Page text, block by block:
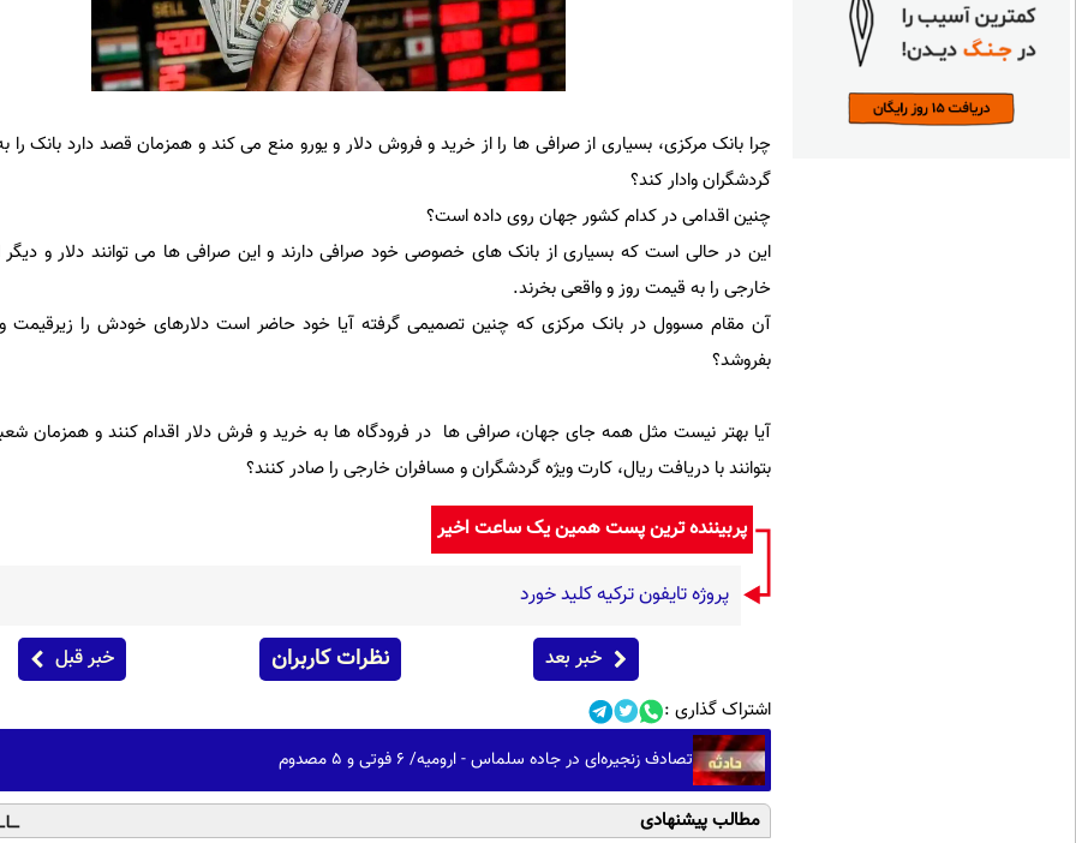
چرا بانک مرکزی، بسیاری از صرافی ها را از خرید و فروش دلار و یورو منع می کند و همزمان قصد دارد بانک را
گردشگران وادار کند؟
چنین اقدامی در کدام کشور جهان روی داده است؟
این در حالی است که بسیاری از بانک های خصوصی خود صرافی دارند و این صرافی ها می توانند دلار و دیگر
خارجی را به قیمت روز و واقعی بخرند.
آن مقام مسوول در بانک مرکزی که چنین تصمیمی گرفته آیا خود حاضر است دلارهای خودش را زیرقیمت و
بفروشد؟
آیا بهتر نیست مثل همه جای جهان، صرافی ها در فرودگاه ها به خرید و فرش دلار اقدام کنند و همزمان
بتوانند با دریافت ریال، کارت ویژه گردشگران و مسافران خارجی را صادر کنند؟
پربیننده ترین پست همین یک ساعت اخیر
پروژه تایفون ترکیه کلید خورد
خبر بعد نظرات کاربران خبر قبل
اشتراک گذاری :
تصادف زنجیره‌ای در جاده سلماس - ارومیه/ ۶ فوتی و ۵ مصدوم
مطالب پیشنهادی